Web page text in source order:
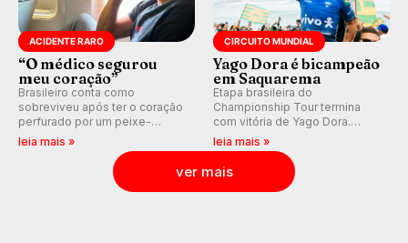
ACIDENTE RARO
“O médico segurou
meu coração”
Brasileiro conta como
sobreviveu após ter o coração
perfurado por um peixe-
agulha enquanto surfava na
leia mais »
CIRCUITO MUNDIAL
Yago Dora é bicampeão
em Saquarema
Etapa brasileira do
Championship Tour termina
com vitória de Yago Dora.
Sawyer Lindblad vence entre
as mulheres e Leonardo
Fioravanti assume liderança do
ranking mundial da WSL, na
etapa de Saquarema.
leia mais »
ver mais